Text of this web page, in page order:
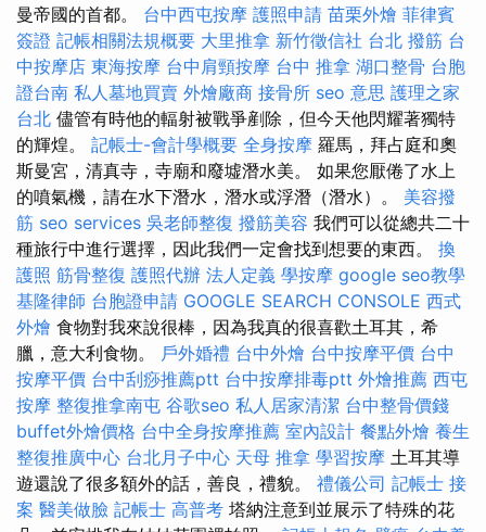
曼帝國的首都。 台中西屯按摩 護照申請 苗栗外燴 菲律賓
簽證 記帳相關法規概要 大里推拿 新竹徵信社 台北 撥筋 台
中按摩店 東海按摩 台中肩頸按摩 台中 推拿 湖口整骨 台胞
證台南 私人墓地買賣 外燴廠商 接骨所 seo 意思 護理之家
台北 儘管有時他的輻射被戰爭剷除，但今天他閃耀著獨特
的輝煌。 記帳士-會計學概要 全身按摩 羅馬，拜占庭和奧
斯曼宮，清真寺，寺廟和廢墟潛水美。 如果您厭倦了水上
的噴氣機，請在水下潛水，潛水或浮潛（潛水）。 美容撥
筋 seo services 吳老師整復 撥筋美容 我們可以從總共二十
種旅行中進行選擇，因此我們一定會找到想要的東西。 換
護照 筋骨整復 護照代辦 法人定義 學按摩 google seo教學
基隆律師 台胞證申請 GOOGLE SEARCH CONSOLE 西式
外燴 食物對我來說很棒，因為我真的很喜歡土耳其，希
臘，意大利食物。 戶外婚禮 台中外燴 台中按摩平價 台中
按摩平價 台中刮痧推薦ptt 台中按摩排毒ptt 外燴推薦 西屯
按摩 整復推拿南屯 谷歌seo 私人居家清潔 台中整骨價錢
buffet外燴價格 台中全身按摩推薦 室內設計 餐點外燴 養生
整復推廣中心 台北月子中心 天母 推拿 學習按摩 土耳其導
遊還說了很多額外的話，善良，禮貌。 禮儀公司 記帳士 接
案 醫美做臉 記帳士 高普考 塔納注意到並展示了特殊的花